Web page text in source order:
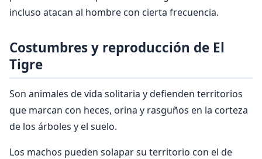
incluso atacan al hombre con cierta frecuencia.
Costumbres y reproducción de El
Tigre
Son animales de vida solitaria y defienden territorios
que marcan con heces, orina y rasguños en la corteza
de los árboles y el suelo.
Los machos pueden solapar su territorio con el de